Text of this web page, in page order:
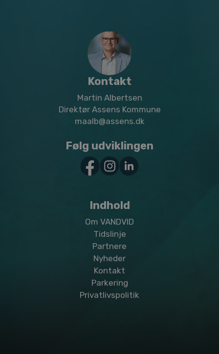
Kontakt
Martin Albertsen
Direktør Assens Kommune
maalb@assens.dk
Følg udviklingen
Indhold
Om VANDVID
Tidslinje
Partnere
Nyheder
Kontakt
Parkering
Privatlivspolitik